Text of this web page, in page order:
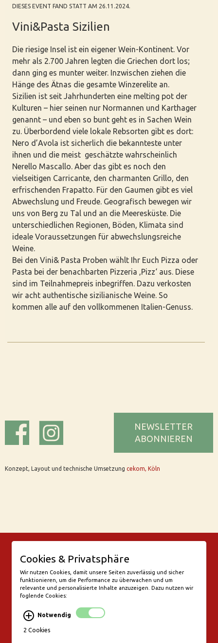
DIESES EVENT FAND STATT AM 26.11.2024.
Vini&Pasta Sizilien
Die riesige Insel ist ein eigener Wein-Kontinent. Vor
mehr als 2.700 Jahren legten die Griechen dort los;
dann ging es munter weiter. Inzwischen ziehen die
Hänge des Ätnas die gesamte Winzerelite an.
Sizilien ist seit Jahrhunderten eine melting pot der
Kulturen – hier seinen nur Normannen und Karthager
genannt – und eben so bunt geht es in Sachen Wein
zu. Überbordend viele lokale Rebsorten gibt es dort:
Nero d’Avola ist sicherlich die bekannteste unter
ihnen und die meist geschätzte wahrscheinlich
Nerello Mascallo. Aber das gibt es noch den
vielseitigen Carricante, den charmanten Grillo, den
erfrischenden Frapatto. Für den Gaumen gibt es viel
Abwechslung und Freude. Geografisch bewegen wir
uns von Berg zu Tal und an die Meeresküste. Die
unterschiedlichen Regionen, Böden, Klimata sind
ideale Voraussetzungen für abwechslungsreiche
Weine.
Bei den Vini& Pasta Proben wählt Ihr Euch Pizza oder
Pasta bei der benachbarten Pizzeria ‚Pizz‘ aus. Diese
sind im Teilnahmepreis inbegriffen. Dazu verkosten
wir acht authentische sizilianische Weine. So
kommen alle auf den vollkommenen Italien-Genuss.
Konzept, Layout und technische Umsetzung cekom, Köln
NEWSLETTER
ABONNIEREN
Friesenwall 58
50672 Köln
valentine@bar-rix.de
Di + Mi Weinproben
Do 17:00-23:00
Fr - Sa 17:00 - 01:00
Cookies & Privatsphäre
Wir nutzen Cookies, damit unsere Seiten zuverlässig und sicher
funktionieren, um die Performance zu überwachen und um
relevante und personalisierte Inhalte anzuzeigen. Dazu nutzen wir
foglende Cookies:
Notwendig
2 Cookies